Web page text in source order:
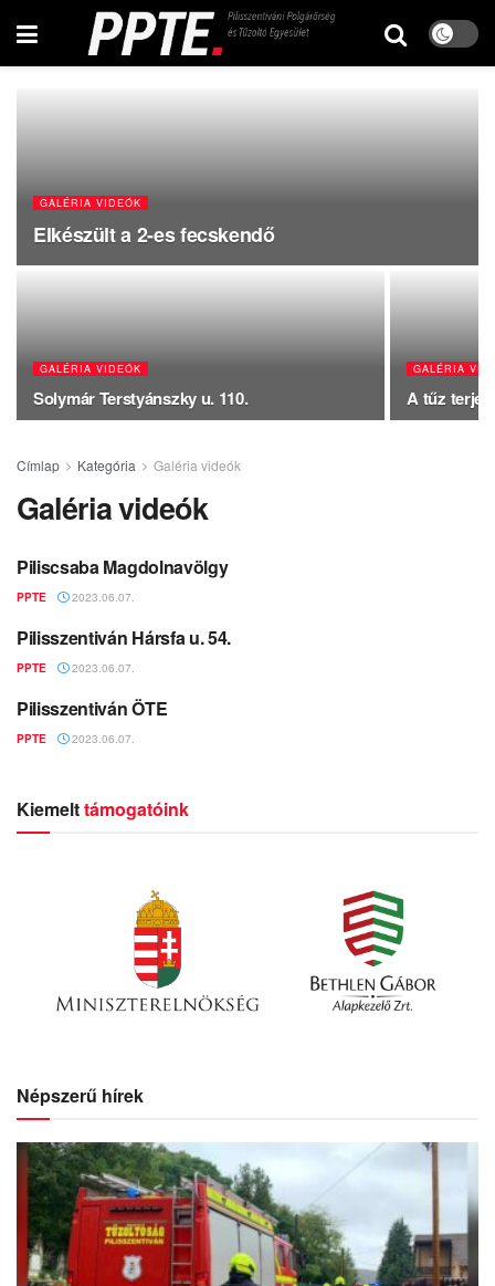
GALÉRIA VIDEÓK
Elkészült a 2-es fecskendő
GALÉRIA VIDEÓK
Solymár Terstyánszky u. 110.
GALÉRIA
A tűz
Címlap Kategória Galéria videók
Galéria videók
GALÉRIA VIDEÓK
Piliscsaba Magdolnavölgy
PPTE 2023.06.07.
GALÉRIA VIDEÓK
Pilisszentiván Hársfa u. 54.
PPTE 2023.06.07.
GALÉRIA VIDEÓK
Pilisszentiván ÖTE
PPTE 2023.06.07.
Kiemelttámogatóink
Népszerű hírek